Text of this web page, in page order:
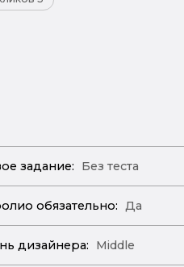
задание: Без теста
обязательно: Да
дизайнера: Middle